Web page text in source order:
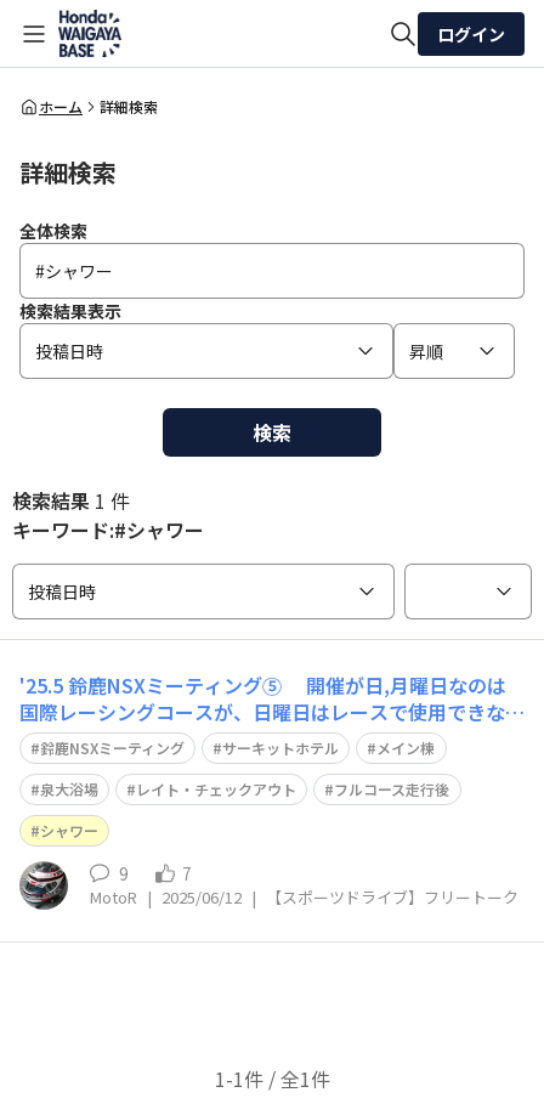
全体検索
ログイン
ホーム 詳細検索
詳細検索
全体検索
検索結果表示
投稿日時
昇順
検索
検索結果 1 件
キーワード:#シャワー
投稿日時
'25.5 鈴鹿NSXミーティング⑤ 開催が日,月曜日なのは
国際レーシングコースが、日曜日はレースで使用できない
から 南コースも同様で、カートの大会が入っています。
ですから日曜日は、交通教育センターを使ったプログラム
😀 ホテルも同様、週末の土曜日は 遊園地を抱えて、か
き入れ時で正規料金？
鈴鹿NSXミーティング サーキットホテル
メイン棟
泉大浴場
レイト・チェックアウト
フルコース走行後
シャワー
9 7
MotoR | 2025/06/12 | 【スポーツドライブ】フリートーク
1-1件 / 全1件